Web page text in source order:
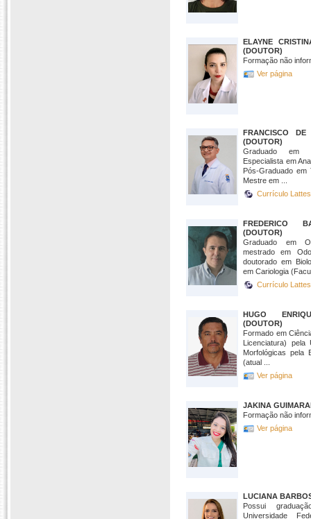
ELAYNE
(DOUTOR)
Formação não
Ver página
FRANCISCO
(DOUTOR)
Graduado em
Especialista em
Pós-Graduado em
Mestre em ...
Currículo
FREDERICO
(DOUTOR)
Graduado em
mestrado em
doutorado em
em Cariologia
Currículo
HUGO
(DOUTOR)
Formado em
Licenciatura) pela
Morfológicas pela
(atual ...
Ver página
JAKINA
Formação não
Ver página
LUCIANA
Possui
Universidade